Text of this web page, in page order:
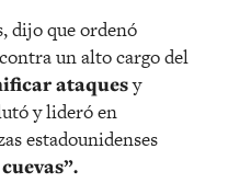
dijo que ordenó
un alto cargo del
ataquesy
y lideró en
estadounidenses